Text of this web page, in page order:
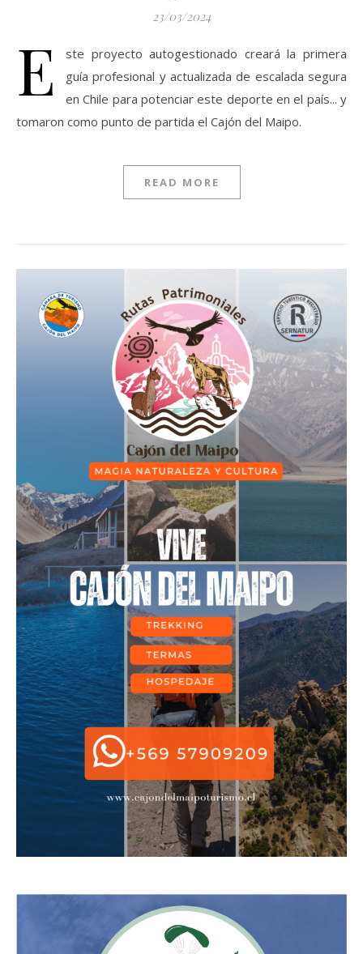
23/03/2024
E
ste proyecto autogestionado creará la primera
guía profesional y actualizada de escalada segura
en Chile para potenciar este deporte en el país... y
tomaron como punto de partida el Cajón del Maipo.
READ MORE